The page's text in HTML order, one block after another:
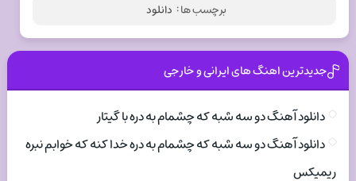
برچسب ها : دانلود
جدیدترین اهنگ های ایرانی و خارجی
دانلود آهنگ دو سه شبه که چشمام به دره با گیتار
دانلود آهنگ دو سه شبه که چشمام به دره خدا کنه که خوابم نبره
ریمیکس